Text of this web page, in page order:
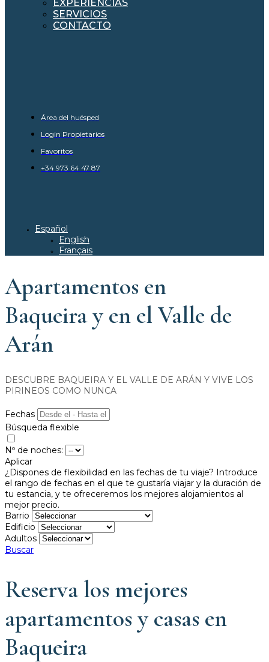
EXPERIENCIAS
SERVICIOS
CONTACTO
Área del huésped
Login Propietarios
Favoritos
+34 973 64 47 87
Español
English
Français
Apartamentos en
Baqueira y en el Valle de
Arán
DESCUBRE BAQUEIRA Y EL VALLE DE ARÁN Y VIVE LOS
PIRINEOS COMO NUNCA
Fechas
Búsqueda flexible
Nº de noches:
Aplicar
¿Dispones de flexibilidad en las fechas de tu viaje? Introduce
el rango de fechas en el que te gustaría viajar y la duración de
tu estancia, y te ofreceremos los mejores alojamientos al
mejor precio.
Barrio
Edificio
Adultos
Buscar
Reserva los mejores
apartamentos y casas en
Baqueira